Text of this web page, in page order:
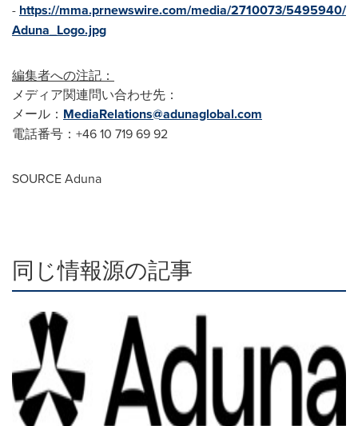
- https://mma.prnewswire.com/media/2710073/5495940/
Aduna_Logo.jpg
編集者への注記：
メディア関連問い合わせ先：
メール： MediaRelations@adunaglobal.com
電話番号：+46 10 719 69 92
SOURCE Aduna
同じ情報源の記事